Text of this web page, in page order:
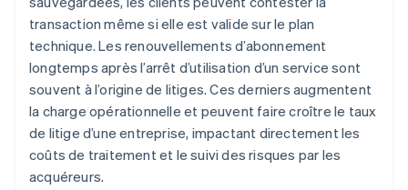
transaction même si elle est valide sur le plan
technique. Les renouvellements d’abonnement
longtemps après l’arrêt d’utilisation d’un service sont
souvent à l’origine de litiges. Ces derniers augmentent
la charge opérationnelle et peuvent faire croître le taux
de litige d’une entreprise, impactant directement les
coûts de traitement et le suivi des risques par les
acquéreurs.